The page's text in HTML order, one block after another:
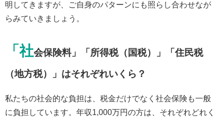
明してきますが、ご自身のパターンにも照らし合わせなが
らみていきましょう。
「社会保険料」「所得税（国税）」「住民税
（地方税）」はそれぞれいくら？
私たちの社会的な負担は、税金だけでなく社会保険も一般
に負担しています。年収1,000万円の方は、それぞれどれく